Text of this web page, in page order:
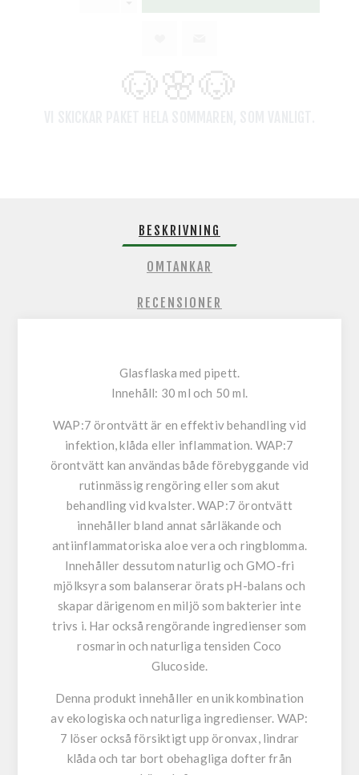
🐶🌸🐶
BESKRIVNING
OMTANKAR
RECENSIONER
Glasflaska med pipett.
Innehåll: 30 ml och 50 ml.
WAP:7 örontvätt är en effektiv behandling vid
infektion, klåda eller inflammation. WAP:7
örontvätt kan användas både förebyggande vid
rutinmässig rengöring eller som akut
behandling vid kvalster. WAP:7 örontvätt
innehåller bland annat sårläkande och
antiinflammatoriska aloe vera och ringblomma.
Innehåller dessutom naturlig och GMO-fri
mjölksyra som balanserar örats pH-balans och
skapar därigenom en miljö som bakterier inte
trivs i. Har också rengörande ingredienser som
rosmarin och naturliga tensiden Coco
Glucoside.
Denna produkt innehåller en unik kombination
av ekologiska och naturliga ingredienser. WAP:
7 löser också försiktigt upp öronvax, lindrar
klåda och tar bort obehagliga dofter från